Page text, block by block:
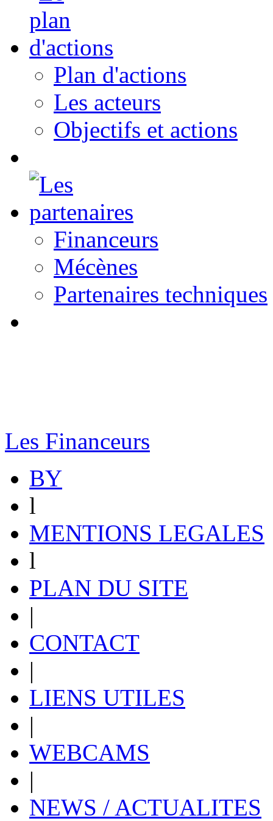
Plan d'actions
Les acteurs
Objectifs et actions
Financeurs
Mécènes
Partenaires techniques
Les Financeurs
BY
l
MENTIONS LEGALES
l
PLAN DU SITE
|
CONTACT
|
LIENS UTILES
|
WEBCAMS
|
NEWS / ACTUALITES